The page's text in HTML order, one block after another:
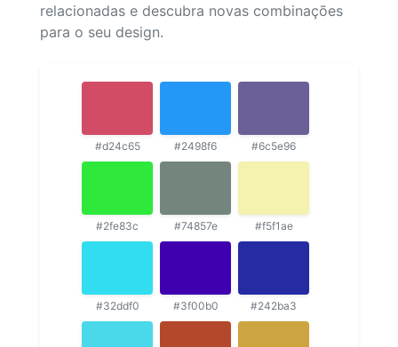
relacionadas e descubra novas combinações
para o seu design.
#d24c65 #2498f6 #6c5e96
#2fe83c #74857e #f5f1ae
#32ddf0 #3f00b0 #242ba3